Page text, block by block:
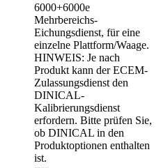
6000+6000e
Mehrbereichs-
Eichungsdienst, für eine
einzelne Plattform/Waage.
HINWEIS: Je nach
Produkt kann der ECEM-
Zulassungsdienst den
DINICAL-
Kalibrierungsdienst
erfordern. Bitte prüfen Sie,
ob DINICAL in den
Produktoptionen enthalten
ist.